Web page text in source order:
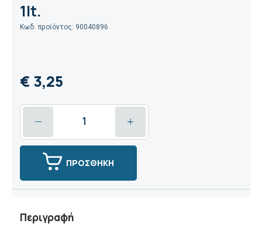
1lt.
Κωδ. προϊόντος: 90040896
€ 3,25
ΠΡΟΣΘΗΚΗ
Περιγραφή